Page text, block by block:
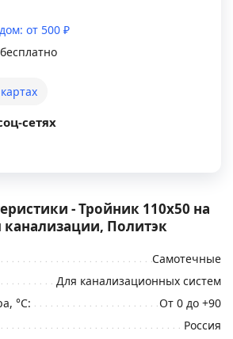
от 500 ₽
сетях
- Тройник 110х50 на
канализации, Политэк
Самотечные
Для канализационных систем
°С:
От 0 до +90
Россия